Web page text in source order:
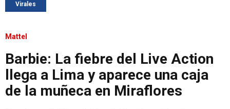
Virales
Mattel
Barbie: La fiebre del Live Action
llega a Lima y aparece una caja
de la muñeca en Miraflores